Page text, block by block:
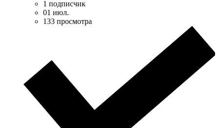
1 подписчик
01 июл.
133 просмотра